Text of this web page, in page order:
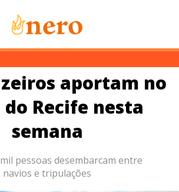
aportam no
Recife nesta
semana
pessoas desembarcam entre
navios e tripulações